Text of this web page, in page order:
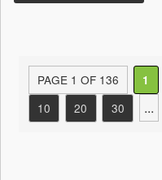
PAGE 1 OF 136 1
10 20 30 ...